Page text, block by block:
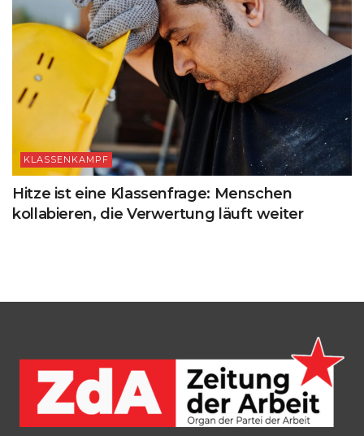
KLASSENKAMPF
Hitze ist eine Klassenfrage: Menschen
kollabieren, die Verwertung läuft weiter